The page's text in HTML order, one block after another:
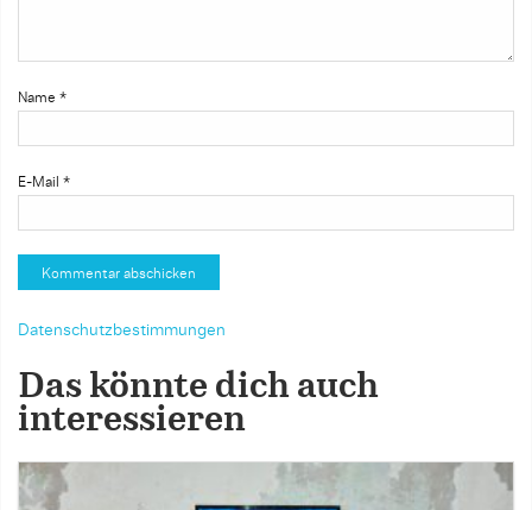
Name *
E-Mail *
Datenschutzbestimmungen
Das könnte dich auch
interessieren